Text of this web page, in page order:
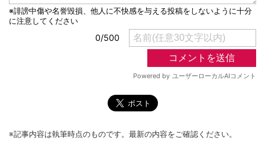
※記事内容は執筆時点のものです。最新の内容をご確認ください。